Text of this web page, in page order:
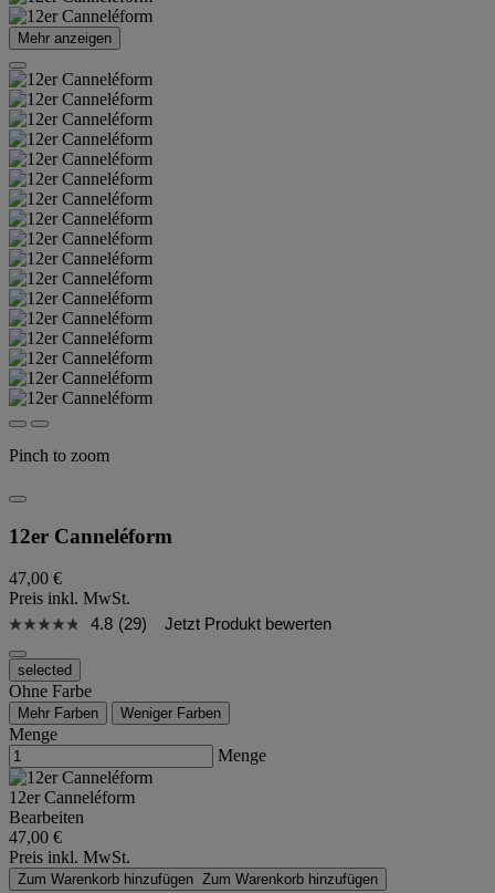
Mehr anzeigen
Pinch to zoom
12er Canneléform
47,00 €
Preis inkl. MwSt.
4.8 (29) Jetzt Produkt bewerten
selected
Ohne Farbe
Mehr Farben Weniger Farben
Menge
Menge
12er Canneléform
Bearbeiten
47,00 €
Preis inkl. MwSt.
Zum Warenkorb hinzufügen Zum Warenkorb hinzufügen